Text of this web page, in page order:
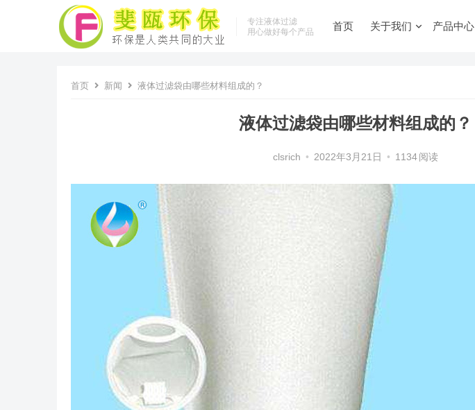
专注液体过滤
用心做好每个产品
首页 关于我们 产品中心
首页 新闻 液体过滤袋由哪些材料组成的？
液体过滤袋由哪些材料组成的？
clsrich • 2022年3月21日 • 1134 阅读